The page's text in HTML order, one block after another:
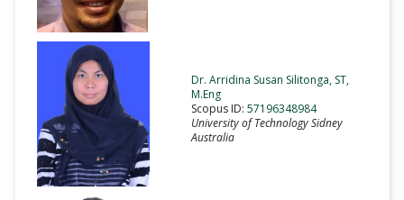
Dr. Arridina Susan Silitonga, ST,
M.Eng
Scopus ID: 57196348984
University of Technology Sidney
Australia